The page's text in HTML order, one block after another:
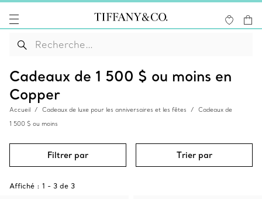
Cadeaux de 1 500 $ ou moins en
Copper
Accueil Cadeaux de luxe pour les anniversaires et les fêtes
Cadeaux de
1 500 $ ou moins
Filtrer par Trier par
Affiché : 1 - 3 de 3